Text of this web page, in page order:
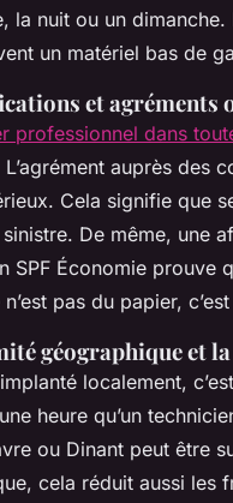
la nuit ou un
un matériel bas de
et agréments
professionnel dans
auprès des
Cela signifie que
sinistre. De même, une
SPF Économie prouve
pas du papier,
géographique et
localement,
heure qu’un
ou Dinant peut être
cela réduit aussi les